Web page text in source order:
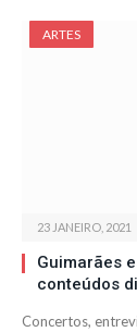
ARTES
23 JANEIRO, 2021
Guimarães
conteúdos
Concertos,